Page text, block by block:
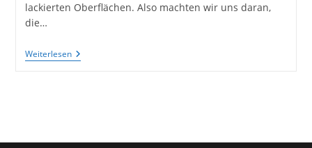
lackierten Oberflächen. Also machten wir uns daran,
die…
WeiterlesenAlter
Küchenschrank